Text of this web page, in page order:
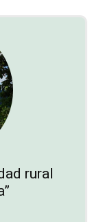
rural